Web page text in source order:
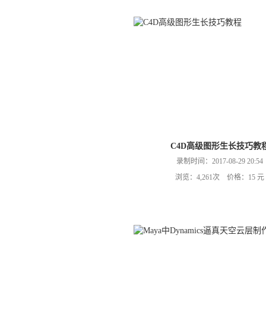
C4D高级图形生长技巧教
录制时间：2017-08-29 20:54
浏览：4,261次 价格：15 元